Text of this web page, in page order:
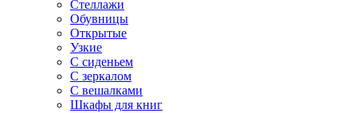
Стеллажи
Обувницы
Открытые
Узкие
С сиденьем
С зеркалом
С вешалками
Шкафы для книг